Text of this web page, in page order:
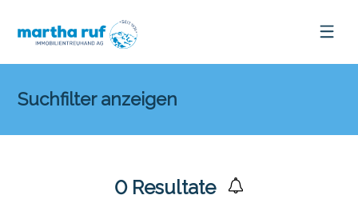
Suchfilter anzeigen
0Resultate